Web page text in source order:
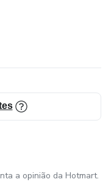
a opinião da Hotmart.